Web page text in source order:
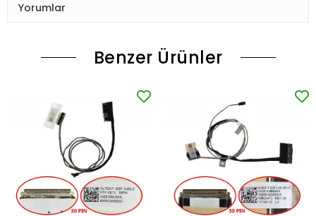
Yorumlar
Benzer Ürünler